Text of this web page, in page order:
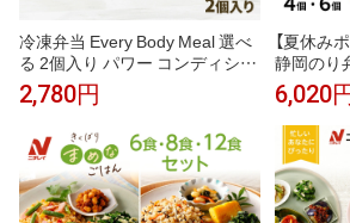
冷凍弁当 Every Body Meal 選べ
る 2個入り パワー コンディショ
ニング リカバリー 筋肉 低脂質
高たんぱく 練習後 運動後 スポ
トレ 管理栄養士監修 おかず 肉
魚 レンチン 時短 送料無料
2,780円
【夏休み
静岡のり
冷凍 海苔
かつお節
び かき
チン 肉
時短調理
6,020